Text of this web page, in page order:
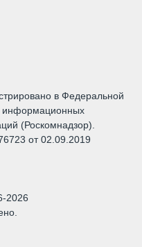
в Федеральной
информационных
(Роскомнадзор).
от 02.09.2019
2026